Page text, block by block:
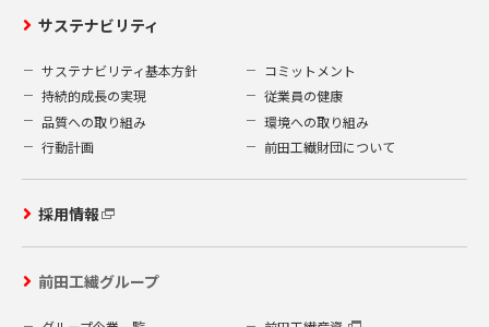
サステナビリティ
サステナビリティ基本方針
コミットメント
持続的成長の実現
従業員の健康
品質への取り組み
環境への取り組み
行動計画
前田工繊財団について
採用情報
前田工繊グループ